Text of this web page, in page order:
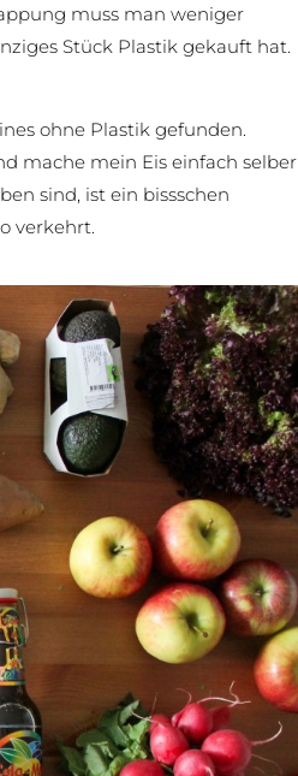
muss man weniger
Stück Plastik gekauft hat.
ohne Plastik gefunden.
mache mein Eis einfach selber
sind, ist ein bissschen
verkehrt.